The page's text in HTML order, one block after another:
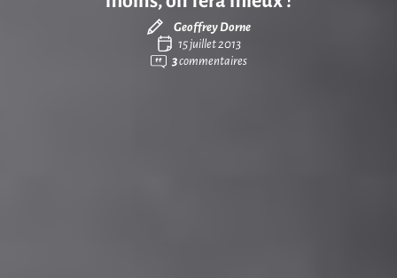
Geoffrey Dorne
15 juillet 2013
3commentaires